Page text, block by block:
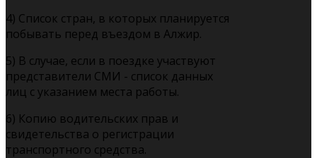
4) Список стран, в которых планируется
побывать перед въездом в Алжир.
5) В случае, если в поездке участвуют
представители СМИ - список данных
лиц с указанием места работы.
6) Копию водительских прав и
свидетельства о регистрации
транспортного средства.